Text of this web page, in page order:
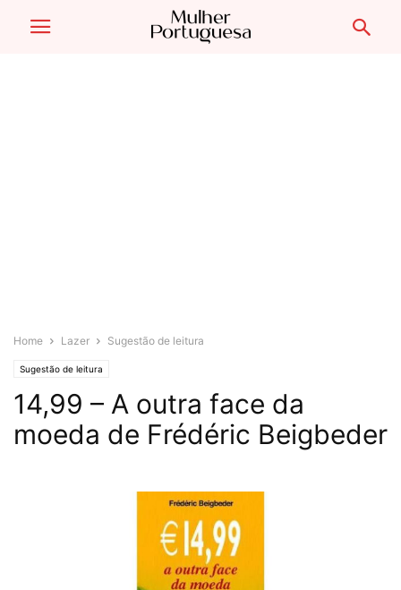
Home Lazer Sugestão de leitura
Sugestão de leitura
14,99 – A outra face da
moeda de Frédéric Beigbeder